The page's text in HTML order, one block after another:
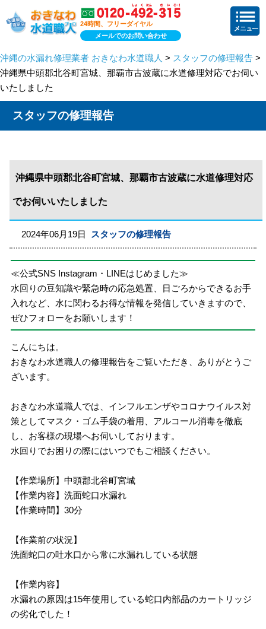
24時間、フリーダイヤル
メールでのお問い合わせ
沖縄の水漏れ修理業者 おきなわ水道職人 > スタッフの修理報告 >
沖縄県中頭郡北谷町宮城、那覇市古波蔵に水道修理対応でお伺い
いたしました
スタッフの修理報告
沖縄県中頭郡北谷町宮城、那覇市古波蔵に水道修理対応
でお伺いいたしました
2024年06月19日 スタッフの修理報告
≪公式SNS Instagram・LINEはじめました≫
水回りの豆知識や緊急時の応急処置、日ごろからできるお手
入れなど、水に関わるお得な情報を発信していきますので、
ぜひフォローをお願いします！
こんにちは。
おきなわ水道職人の修理報告をご覧いただき、ありがとうご
ざいます。
おきなわ水道職人では、インフルエンザやコロナウイルス対
策としてマスク・ゴム手袋の着用、アルコール消毒を徹底
し、お客様の現場へお伺いしております。
水回りでお困りの際にはいつでもご相談ください。
【作業場所】中頭郡北谷町宮城
【作業内容】洗面蛇口水漏れ
【作業時間】30分
【作業前の状況】
洗面蛇口の吐水口から常に水漏れしている状態
【作業内容】
水漏れの原因は15年使用している蛇口内部品のカートリッジ
の劣化でした！